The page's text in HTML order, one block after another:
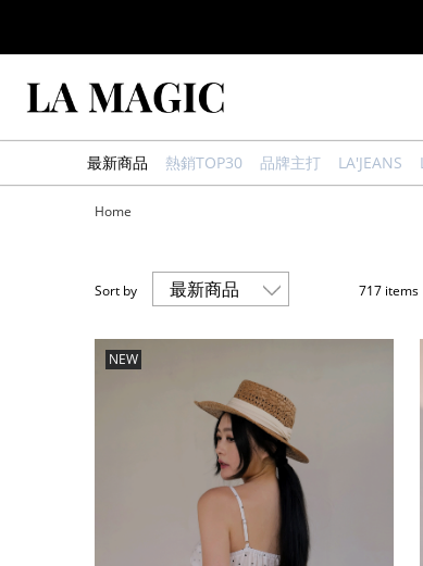
最新商品 熱銷TOP30 品牌主打 LA'JEANS
Home
Sort by 717 items
NEW